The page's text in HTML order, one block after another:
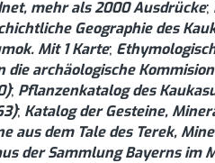
mehr als 2000 Ausdrücke;
Geographie des
Mit 1 Karte;
die archäologische
; Pflanzenkatalog des
; Katalog der Gesteine,
aus dem Tale des Terek,
der Sammlung Bayerns im